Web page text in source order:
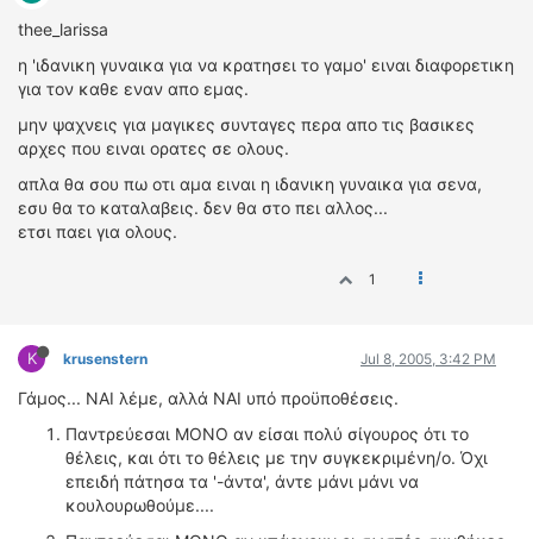
thee_larissa
η 'ιδανικη γυναικα για να κρατησει το γαμο' ειναι διαφορετικη
για τον καθε εναν απο εμας.
μην ψαχνεις για μαγικες συνταγες περα απο τις βασικες
αρχες που ειναι ορατες σε ολους.
απλα θα σου πω οτι αμα ειναι η ιδανικη γυναικα για σενα,
εσυ θα το καταλαβεις. δεν θα στο πει αλλος...
ετσι παει για ολους.
1
K krusenstern Jul 8, 2005, 3:42 PM
Γάμος... ΝΑΙ λέμε, αλλά ΝΑΙ υπό προϋποθέσεις.
Παντρεύεσαι ΜΟΝΟ αν είσαι πολύ σίγουρος ότι το
θέλεις, και ότι το θέλεις με την συγκεκριμένη/ο. Όχι
επειδή πάτησα τα '-άντα', άντε μάνι μάνι να
κουλουρωθούμε....